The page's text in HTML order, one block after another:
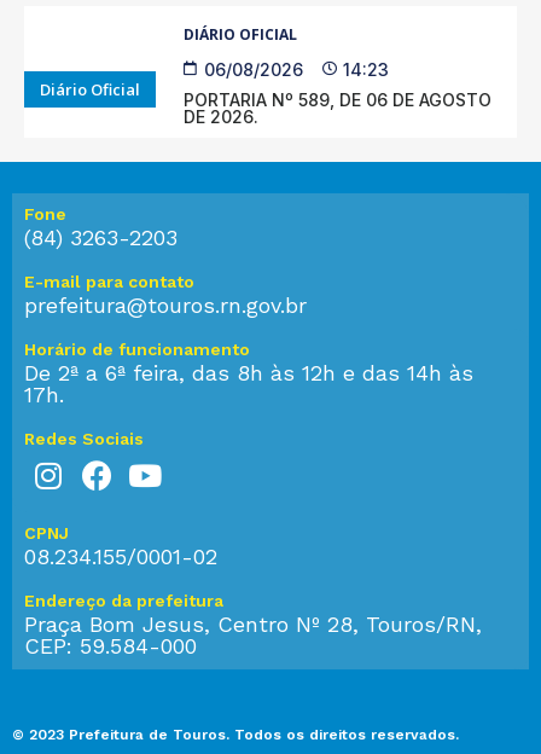
Diário Oficial
DIÁRIO OFICIAL
06/08/2026
14:23
PORTARIA Nº 589, DE 06 DE AGOSTO
DE 2026.
Fone
(84) 3263-2203
E-mail para contato
prefeitura@touros.rn.gov.br
Horário de funcionamento
De 2ª a 6ª feira, das 8h às 12h e das 14h às
17h.
Redes Sociais
CPNJ
08.234.155/0001-02
Endereço da prefeitura
Praça Bom Jesus, Centro Nº 28, Touros/RN,
CEP: 59.584-000
© 2023 Prefeitura de Touros. Todos os direitos reservados.